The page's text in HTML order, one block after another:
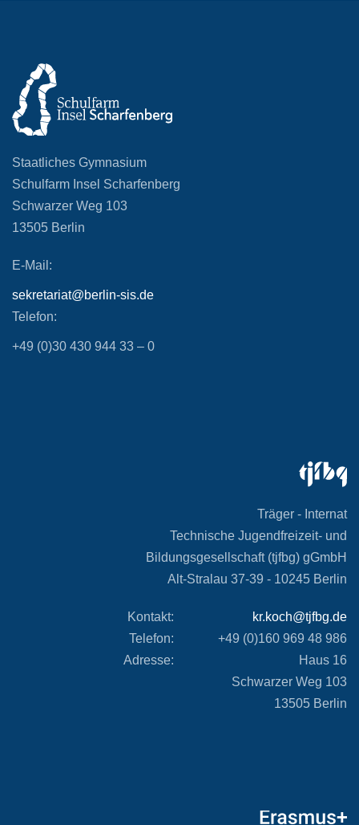
Staatliches Gymnasium
Schulfarm Insel Scharfenberg
Schwarzer Weg 103
13505 Berlin
E-Mail:
sekretariat@berlin-sis.de
Telefon:
+49 (0)30 430 944 33 – 0
Träger - Internat
Technische Jugendfreizeit- und
Bildungsgesellschaft (tjfbg) gGmbH
Alt-Stralau 37-39 - 10245 Berlin
Kontakt:
kr.koch@tjfbg.de
Telefon:
+49 (0)160 969 48 986
Adresse:
Haus 16
Schwarzer Weg 103
13505 Berlin